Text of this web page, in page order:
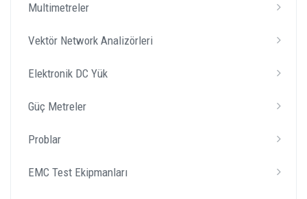
Multimetreler
Vektör Network Analizörleri
Elektronik DC Yük
Güç Metreler
Problar
EMC Test Ekipmanları